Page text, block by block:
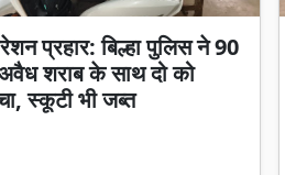
प्रहार: बिल्हा पुलिस ने 90
शराब के साथ दो को
स्कूटी भी जब्त